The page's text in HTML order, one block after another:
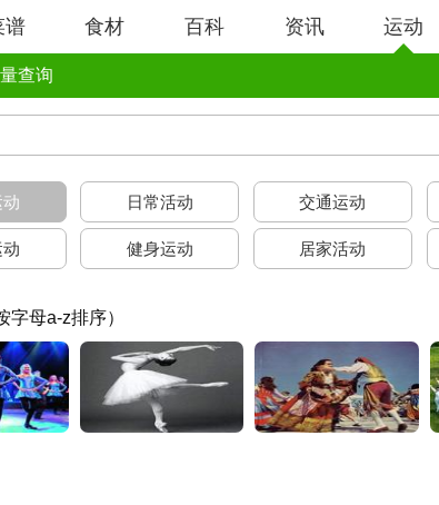
谱 食材 百科 资讯 运动
查询
日常活动 交通运动
健身运动 居家活动
字母a-z排序）